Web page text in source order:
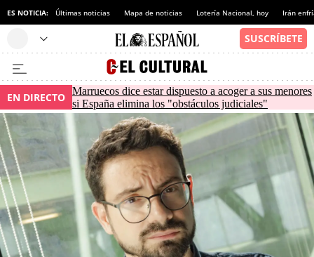
ES NOTICIA: Últimas noticias Mapa de noticias Lotería Nacional, hoy Irán
EN DIRECTO Marruecos dice estar dispuesto a acoger a sus menores
si España elimina los "obstáculos judiciales"